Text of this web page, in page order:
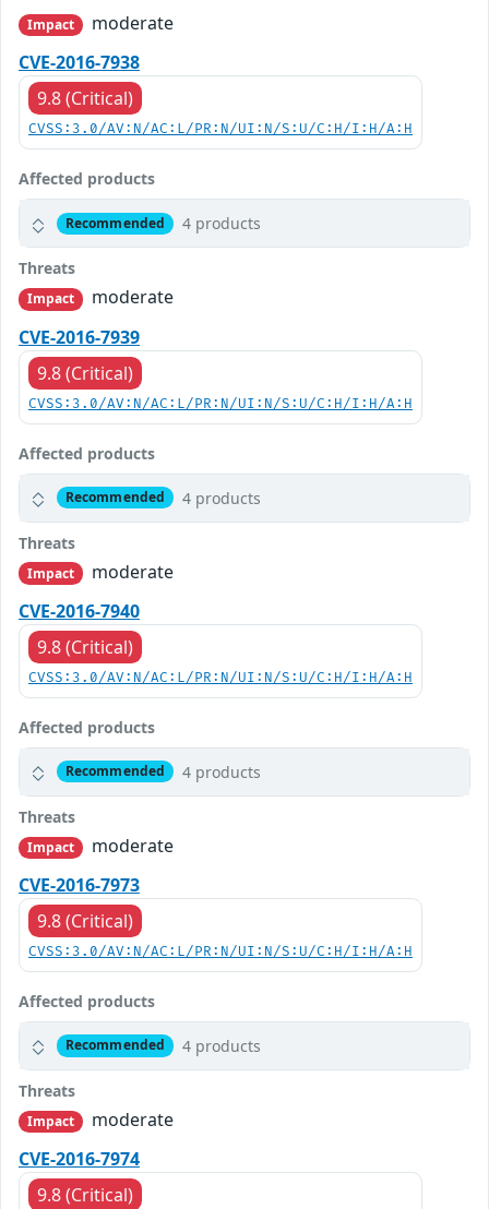
Impact
moderate
CVE-2016-7938
9.8 (Critical)
CVSS:3.0/AV:N/AC:L/PR:N/UI:N/S:U/C:H/I:H/A:H
Affected products
Recommended 4 products
Threats
Impact
moderate
CVE-2016-7939
9.8 (Critical)
CVSS:3.0/AV:N/AC:L/PR:N/UI:N/S:U/C:H/I:H/A:H
Affected products
Recommended 4 products
Threats
Impact
moderate
CVE-2016-7940
9.8 (Critical)
CVSS:3.0/AV:N/AC:L/PR:N/UI:N/S:U/C:H/I:H/A:H
Affected products
Recommended 4 products
Threats
Impact
moderate
CVE-2016-7973
9.8 (Critical)
CVSS:3.0/AV:N/AC:L/PR:N/UI:N/S:U/C:H/I:H/A:H
Affected products
Recommended 4 products
Threats
Impact
moderate
CVE-2016-7974
9.8 (Critical)